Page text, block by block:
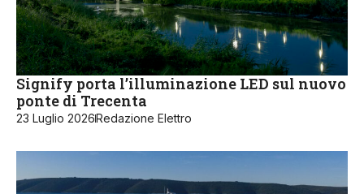
Signify porta l’illuminazione LED sul nuovo
ponte di Trecenta
23 Luglio 2026Redazione Elettro